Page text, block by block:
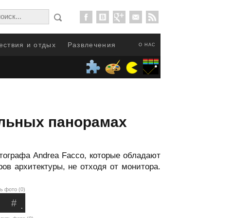
О НАС
и отдых Развлечения
панорамах
Andrea Facco, которые обладают
архитектуры, не отходя от монитора.
фото (0)
.
#